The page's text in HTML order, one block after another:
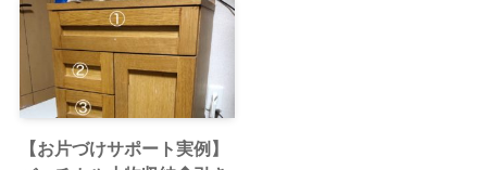
【お片づけサポート実例】